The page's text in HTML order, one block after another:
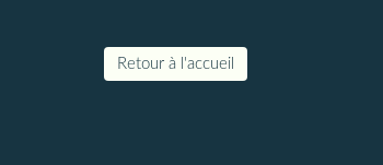
Retour à l'accueil